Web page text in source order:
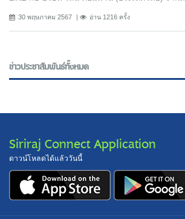
30 พฤษภาคม 2567 อ่าน 1216 ครั้ง
ข่าวประชาสัมพันธ์ทั้งหมด
Siriraj Connect Application
ดาวน์โหลดได้แล้ววันนี้